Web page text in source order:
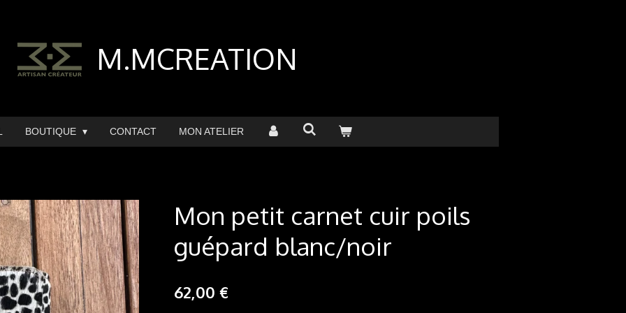
M.MCREATION
BOUTIQUE CONTACT MON ATELIER
Mon petit carnet cuir poils
guépard blanc/noir
62,00 €